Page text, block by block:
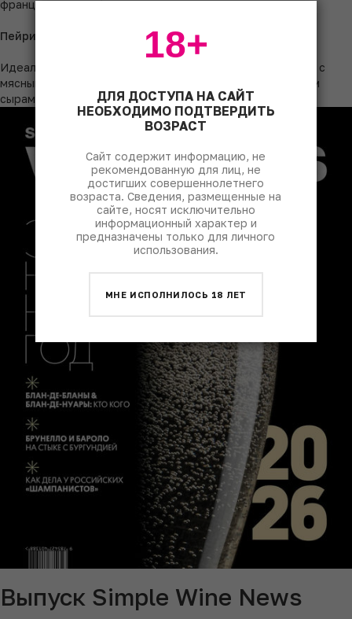
французского дуба.
Пейринг
Идеально подойдет к блюдам итальянской кухни: пасте с
мясными соусами, лазанье, а также к стейкам и твердым
сырам.
Выпуск Simple Wine News
ДЛЯ ДОСТУПА НА САЙТ
НЕОБХОДИМО ПОДТВЕРДИТЬ
ВОЗРАСТ
Сайт содержит информацию, не
рекомендованную для лиц, не
достигших совершеннолетнего
возраста. Сведения, размещенные на
сайте, носят исключительно
информационный характер и
предназначены только для личного
использования.
МНЕ ИСПОЛНИЛОСЬ 18 ЛЕТ
18+